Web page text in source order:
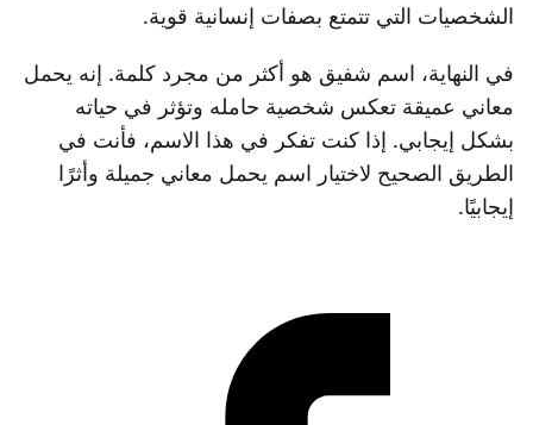
الشخصيات التي تتمتع بصفات إنسانية قوية.
في النهاية، اسم شفيق هو أكثر من مجرد كلمة. إنه يحمل
معاني عميقة تعكس شخصية حامله وتؤثر في حياته
بشكل إيجابي. إذا كنت تفكر في هذا الاسم، فأنت في
الطريق الصحيح لاختيار اسم يحمل معاني جميلة وأثرًا
إيجابيًا.